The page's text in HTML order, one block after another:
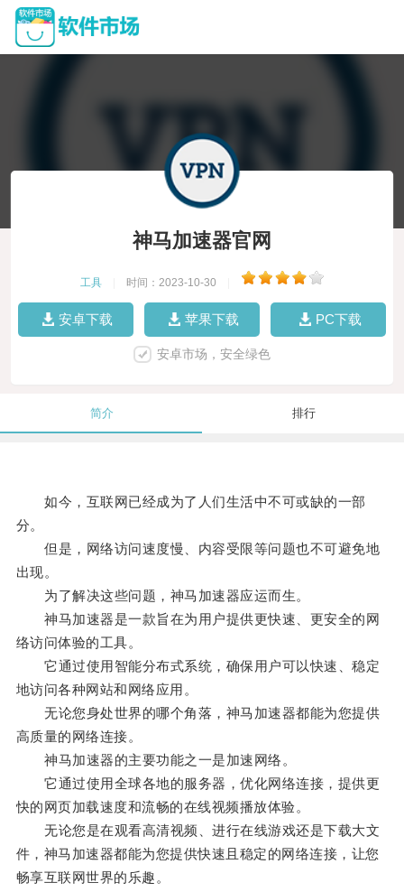
神马加速器官网
工具 时间：2023-10-30
安卓下载 苹果下载 PC下载
安卓市场，安全绿色
简介 排行
如今，互联网已经成为了人们生活中不可或缺的一部
分。
但是，网络访问速度慢、内容受限等问题也不可避免地
出现。
为了解决这些问题，神马加速器应运而生。
神马加速器是一款旨在为用户提供更快速、更安全的网
络访问体验的工具。
它通过使用智能分布式系统，确保用户可以快速、稳定
地访问各种网站和网络应用。
无论您身处世界的哪个角落，神马加速器都能为您提供
高质量的网络连接。
神马加速器的主要功能之一是加速网络。
它通过使用全球各地的服务器，优化网络连接，提供更
快的网页加载速度和流畅的在线视频播放体验。
无论您是在观看高清视频、进行在线游戏还是下载大文
件，神马加速器都能为您提供快速且稳定的网络连接，让您
畅享互联网世界的乐趣。